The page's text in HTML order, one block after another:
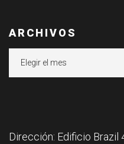
ARCHIVOS
Dirección: Edificio Brazil